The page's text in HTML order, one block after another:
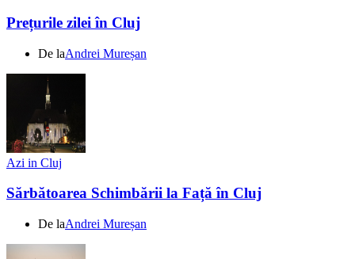
Prețurile zilei în Cluj
De laAndrei Mureșan
Azi in Cluj
Sărbătoarea Schimbării la Față în Cluj
De laAndrei Mureșan